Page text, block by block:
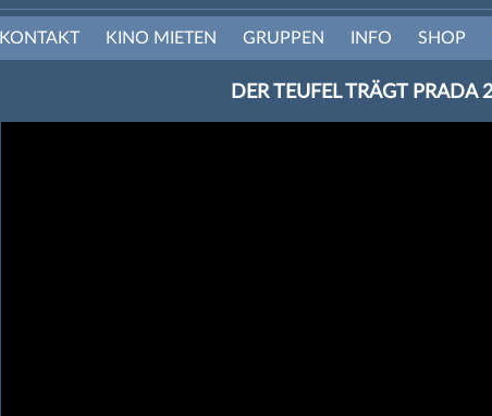
KONTAKT KINO MIETEN GRUPPEN INFO SHOP
DER TEUFEL TRÄGT PRADA 2